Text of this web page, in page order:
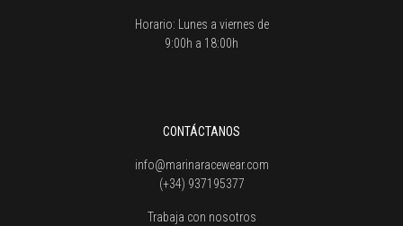
Horario: Lunes a viernes de
9:00h a 18:00h
CONTÁCTANOS
info@marinaracewear.com
(+34) 937195377
Trabaja con nosotros